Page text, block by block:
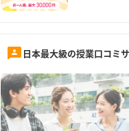
日本最大級の授業口コミ